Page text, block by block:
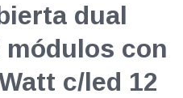
dual
módulos con
c/led 12